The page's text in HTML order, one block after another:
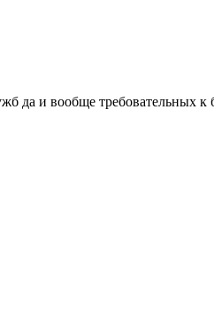
да и вообще требовательных к